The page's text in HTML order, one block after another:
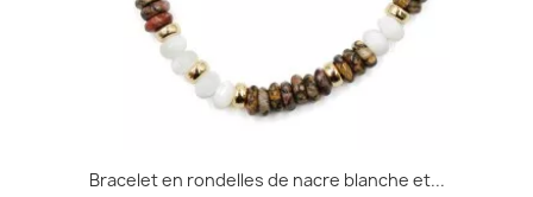
Bracelet en rondelles de nacre blanche et...